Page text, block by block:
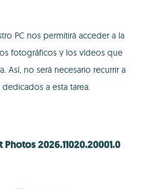
PC nos permitirá acceder a la
fotográficos y los vídeos que
Así, no será necesario recurrir a
a esta tarea.
2026.11020.20001.0